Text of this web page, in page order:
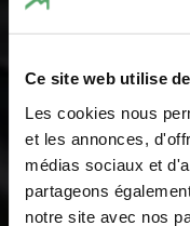
Ce site web utilise
Les cookies nous
et les annonces,
médias sociaux et
partageons
notre site avec nos